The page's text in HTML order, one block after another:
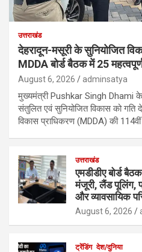
उत्तराखंड
देहरादून-मसूरी के सुनियोजित
MDDA बोर्ड बैठक में 25
August 6, 2026 adminsatya
मुख्यमंत्री Pushkar Singh Dhami
संतुलित एवं सुनियोजित विकास को गति
विकास प्राधिकरण (MDDA) की
उत्तराखंड
एमडीडीए बोर्ड
मंजूरी, लैंड पूलिंग,
और व्यावसायिक
August 6, 2026
ट्रेंडिंग देश/दुनिया